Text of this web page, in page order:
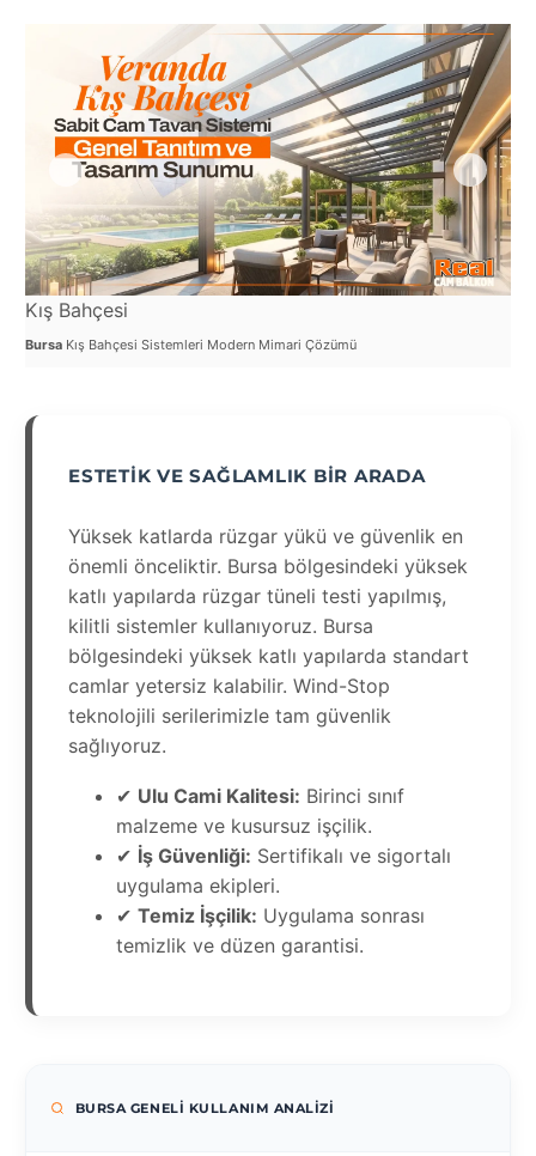
Kış Bahçesi
Bursa Kış Bahçesi Sistemleri Modern Mimari Çözümü
ESTETIK VE SAĞLAMLIK BIR ARADA
Yüksek katlarda rüzgar yükü ve güvenlik en
önemli önceliktir. Bursa bölgesindeki yüksek
katlı yapılarda rüzgar tüneli testi yapılmış,
kilitli sistemler kullanıyoruz. Bursa
bölgesindeki yüksek katlı yapılarda standart
camlar yetersiz kalabilir. Wind-Stop
teknolojili serilerimizle tam güvenlik
sağlıyoruz.
✔ Ulu Cami Kalitesi: Birinci sınıf
malzeme ve kusursuz işçilik.
✔ İş Güvenliği: Sertifikalı ve sigortalı
uygulama ekipleri.
✔ Temiz İşçilik: Uygulama sonrası
temizlik ve düzen garantisi.
BURSA GENELI KULLANIM ANALIZI